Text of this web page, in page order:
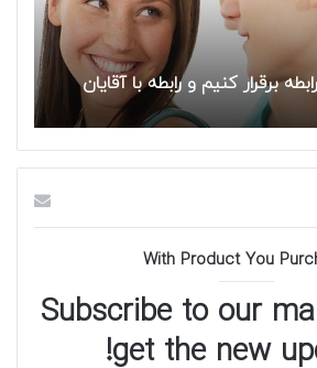
برقرار کنیم و رابطه با آقایان
With Product You
Subscribe to our
get the new